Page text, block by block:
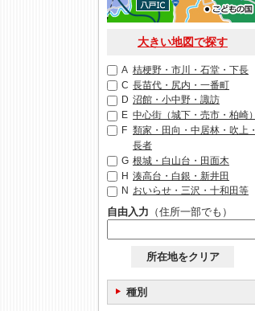
大きい地図で探す
A 桔梗野・市川・石堂・下長
C 長苗代・尻内・一番町
D 沼館・小中野・諏訪
E 中心街（城下・売市・柏崎）
F 類家・田向・中居林・吹上・
長者
G 根城・白山台・田面木
H 湊高台・白銀・新井田
N おいらせ・三沢・十和田等
自由入力 （住所一部でも）
所在地をクリア
種別